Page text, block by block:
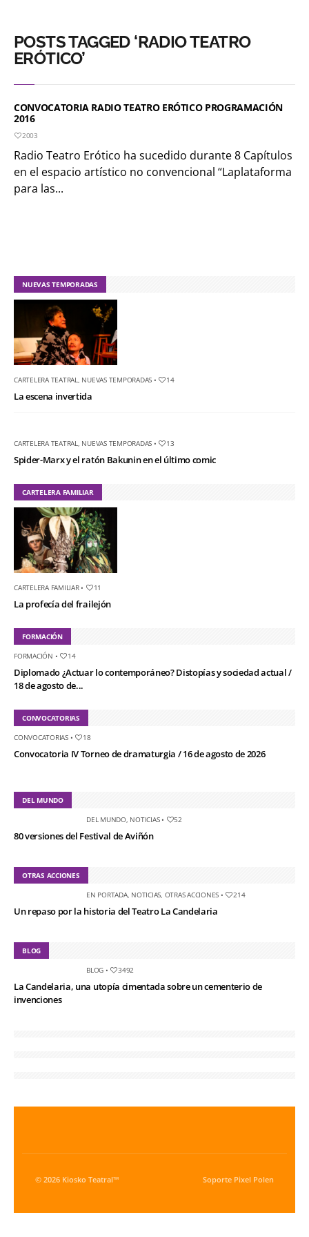
POSTS TAGGED ‘RADIO TEATRO
ERÓTICO’
CONVOCATORIA RADIO TEATRO ERÓTICO PROGRAMACIÓN
2016
2003
Radio Teatro Erótico ha sucedido durante 8 Capítulos
en el espacio artístico no convencional “Laplataforma
para las...
NUEVAS TEMPORADAS
CARTELERA TEATRAL NUEVAS TEMPORADAS • 14
La escena invertida
CARTELERA TEATRAL NUEVAS TEMPORADAS • 13
Spider-Marx y el ratón Bakunin en el último comic
CARTELERA FAMILIAR
CARTELERA FAMILIAR• 11
La profecía del frailejón
FORMACIÓN
FORMACIÓN • 14
Diplomado ¿Actuar lo contemporáneo? Distopías y sociedad actual /
18 de agosto de...
CONVOCATORIAS
CONVOCATORIAS• 18
Convocatoria IV Torneo de dramaturgia / 16 de agosto de 2026
DEL MUNDO
DEL MUNDO, NOTICIAS• 52
80 versiones del Festival de Aviñón
OTRAS ACCIONES
EN PORTADA, NOTICIAS OTRAS ACCIONES • 214
Un repaso por la historia del Teatro La Candelaria
BLOG
BLOG • 3492
La Candelaria, una utopía cimentada sobre un cementerio de
invenciones
© 2026 Kiosko Teatral™ Soporte Pixel Polen